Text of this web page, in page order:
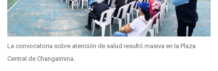
La convocatoria sobre atención de salud resultó masiva en la Plaza
Central de Changaimina.